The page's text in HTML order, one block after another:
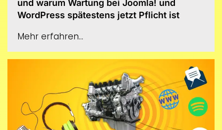
und warum Wartung bei Joomla! und
WordPress spätestens jetzt Pflicht ist
Mehr erfahren...